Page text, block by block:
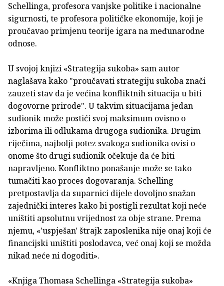
Schellinga, profesora vanjske politike i nacionalne
sigurnosti, te profesora političke ekonomije, koji je
proučavao primjenu teorije igara na međunarodne
odnose.
U svojoj knjizi «Strategija sukoba» sam autor
naglašava kako "proučavati strategiju sukoba znači
zauzeti stav da je većina konfliktnih situacija u biti
dogovorne prirode". U takvim situacijama jedan
sudionik može postići svoj maksimum ovisno o
izborima ili odlukama drugoga sudionika. Drugim
riječima, najbolji potez svakoga sudionika ovisi o
onome što drugi sudionik očekuje da će biti
napravljeno. Konfliktno ponašanje može se tako
tumačiti kao proces dogovaranja. Schelling
pretpostavlja da suparnici dijele dovoljno snažan
zajednički interes kako bi postigli rezultat koji neće
uništiti apsolutnu vrijednost za obje strane. Prema
njemu, «'uspješan' štrajk zaposlenika nije onaj koji će
financijski uništiti poslodavca, već onaj koji se možda
nikad neće ni dogoditi».
«Knjiga Thomasa Schellinga «Strategija sukoba»